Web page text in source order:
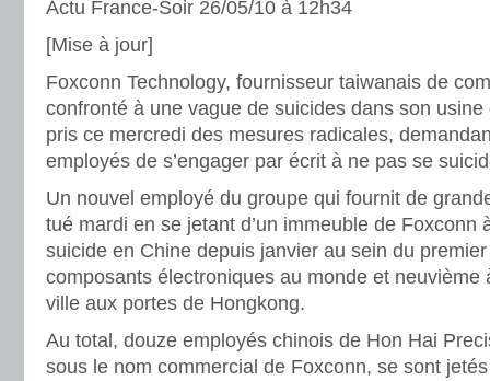
Actu France-Soir 26/05/10 à 12h34
[Mise à jour]
Foxconn Technology, fournisseur taiwanais de
confronté à une vague de suicides dans son
pris ce mercredi des mesures radicales,
employés de s’engager par écrit à ne pas se
Un nouvel employé du groupe qui fournit de
tué mardi en se jetant d’un immeuble de Foxconn
suicide en Chine depuis janvier au sein du
composants électroniques au monde et neuvième
ville aux portes de Hongkong.
Au total, douze employés chinois de Hon Hai
sous le nom commercial de Foxconn, se sont